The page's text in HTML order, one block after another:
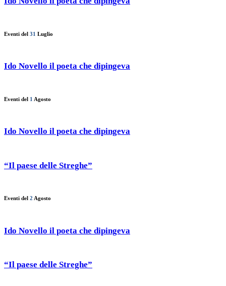
Eventi del 31 Luglio
Ido Novello il poeta che dipingeva
Eventi del 1 Agosto
Ido Novello il poeta che dipingeva
“Il paese delle Streghe”
Eventi del 2 Agosto
Ido Novello il poeta che dipingeva
“Il paese delle Streghe”